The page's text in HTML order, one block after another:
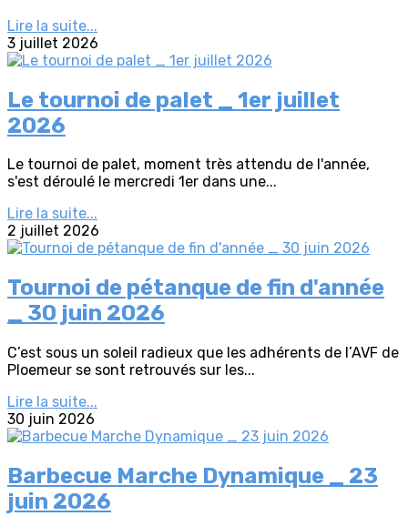
Lire la suite...
3 juillet 2026
Le tournoi de palet _ 1er juillet
2026
Le tournoi de palet, moment très attendu de l'année,
s'est déroulé le mercredi 1er dans une...
Lire la suite...
2 juillet 2026
Tournoi de pétanque de fin d'année
_ 30 juin 2026
C’est sous un soleil radieux que les adhérents de l’AVF de
Ploemeur se sont retrouvés sur les...
Lire la suite...
30 juin 2026
Barbecue Marche Dynamique _ 23
juin 2026